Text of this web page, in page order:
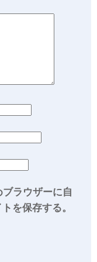
ラウザーに自
を保存する。